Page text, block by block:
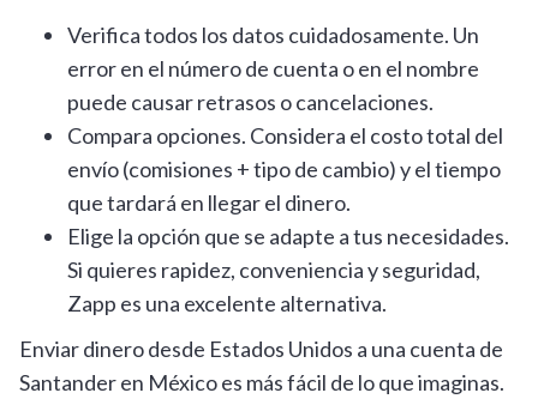
Verifica todos los datos cuidadosamente. Un
error en el número de cuenta o en el nombre
puede causar retrasos o cancelaciones.
Compara opciones. Considera el costo total del
envío (comisiones + tipo de cambio) y el tiempo
que tardará en llegar el dinero.
Elige la opción que se adapte a tus necesidades.
Si quieres rapidez, conveniencia y seguridad,
Zapp es una excelente alternativa.
Enviar dinero desde Estados Unidos a una cuenta de
Santander en México es más fácil de lo que imaginas.